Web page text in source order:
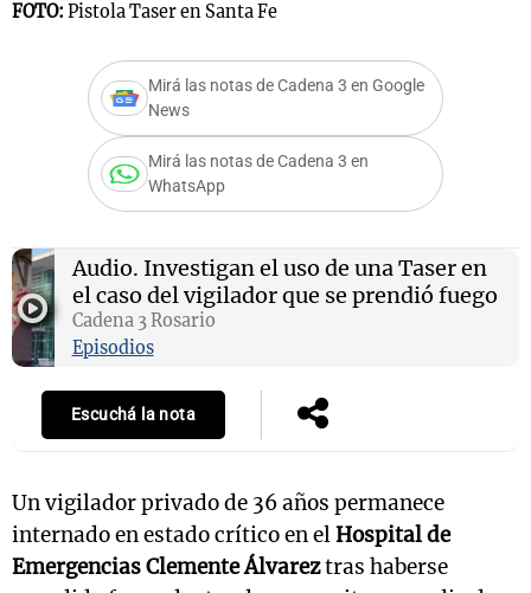
FOTO: Pistola Taser en Santa Fe
Mirá las notas de Cadena 3 en Google
News
Mirá las notas de Cadena 3 en
WhatsApp
Audio. Investigan el uso de una Taser en
el caso del vigilador que se prendió fuego
Cadena 3 Rosario
Episodios
Escuchá la nota
Un vigilador privado de 36 años permanece
internado en estado crítico en elHospital de
Emergencias Clemente Álvareztras haberse
Notas
Mundial 2026
Cadena 3